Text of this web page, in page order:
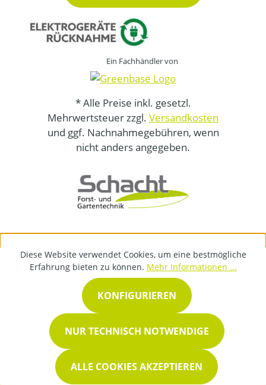
Ein Fachhändler von
* Alle Preise inkl. gesetzl.
Mehrwertsteuer zzgl. Versandkosten
und ggf. Nachnahmegebühren, wenn
nicht anders angegeben.
Diese Website verwendet Cookies, um eine bestmögliche
Erfahrung bieten zu können. Mehr Informationen ...
NUR TECHNISCH NOTWENDIGE
KONFIGURIEREN
ALLE COOKIES AKZEPTIEREN